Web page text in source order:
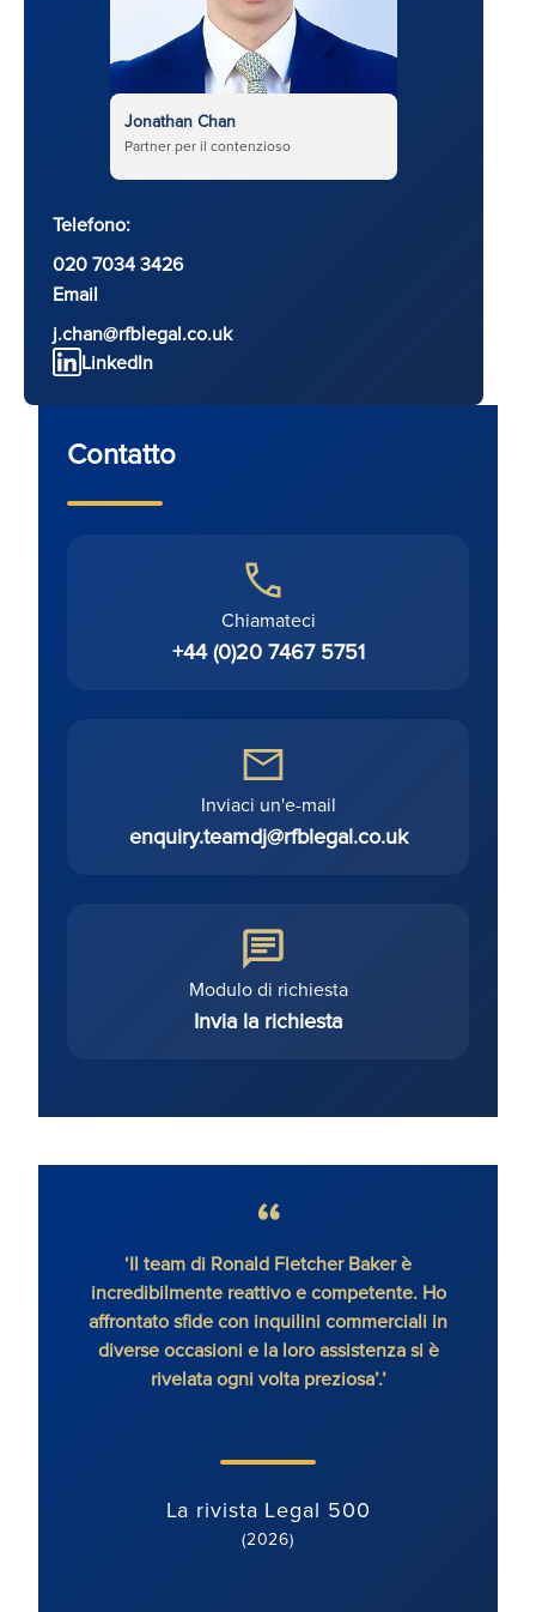
Jonathan Chan
Partner per il contenzioso
Telefono:
020 7034 3426
Email
j.chan@rfblegal.co.uk
LinkedIn
Contatto
Chiamateci
+44 (0)20 7467 5751
Inviaci un'e-mail
enquiry.teamdj@rfblegal.co.uk
Modulo di richiesta
Invia la richiesta
‘Il team di Ronald Fletcher Baker è
incredibilmente reattivo e competente. Ho
affrontato sfide con inquilini commerciali in
diverse occasioni e la loro assistenza si è
rivelata ogni volta preziosa’.’
La rivista Legal 500
(2026)